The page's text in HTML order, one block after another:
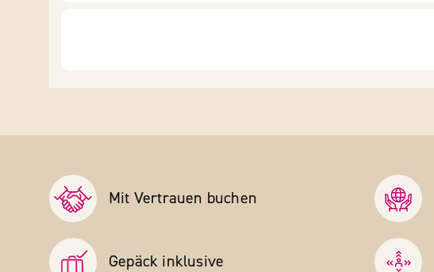
Mit Vertrauen buchen
Gepäck inklusive